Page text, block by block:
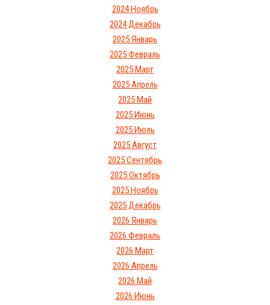
2024 Ноябрь
2024 Декабрь
2025 Январь
2025 Февраль
2025 Март
2025 Апрель
2025 Май
2025 Июнь
2025 Июль
2025 Август
2025 Сентябрь
2025 Октябрь
2025 Ноябрь
2025 Декабрь
2026 Январь
2026 Февраль
2026 Март
2026 Апрель
2026 Май
2026 Июнь